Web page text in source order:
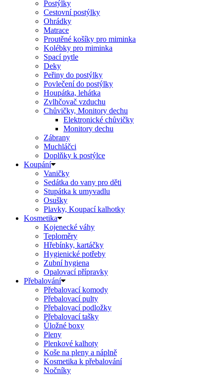
Postýlky
Cestovní postýlky
Ohrádky
Matrace
Proutěné košíky pro miminka
Kolébky pro miminka
Spací pytle
Deky
Peřiny do postýlky
Povlečení do postýlky
Houpátka, lehátka
Zvlhčovač vzduchu
Chůvičky, Monitory dechu
Elektronické chůvičky
Monitory dechu
Zábrany
Muchláčci
Doplňky k postýlce
Koupání
Vaničky
Sedátka do vany pro děti
Stupátka k umyvadlu
Osušky
Plavky, Koupací kalhotky
Kosmetika
Kojenecké váhy
Teploměry
Hřebínky, kartáčky
Hygienické potřeby
Zubní hygiena
Opalovací přípravky
Přebalování
Přebalovací komody
Přebalovací pulty
Přebalovací podložky
Přebalovací tašky
Úložné boxy
Pleny
Plenkové kalhoty
Koše na pleny a náplně
Kosmetika k přebalování
Nočníky